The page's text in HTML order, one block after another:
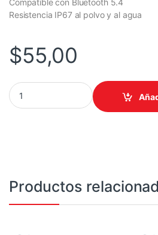
Compatible con Bluetooth 5.4
Resistencia IP67 al polvo y al agua
$55,00
XIAOMI SOUND OUTDOOR 30W
Productos